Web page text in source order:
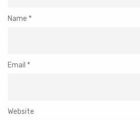
Name *
Email *
Website